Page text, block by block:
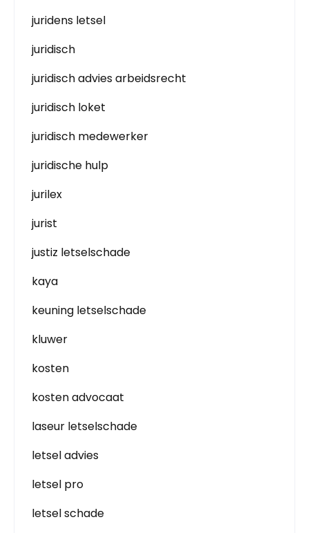
juridens letsel
juridisch
juridisch advies arbeidsrecht
juridisch loket
juridisch medewerker
juridische hulp
jurilex
jurist
justiz letselschade
kaya
keuning letselschade
kluwer
kosten
kosten advocaat
laseur letselschade
letsel advies
letsel pro
letsel schade